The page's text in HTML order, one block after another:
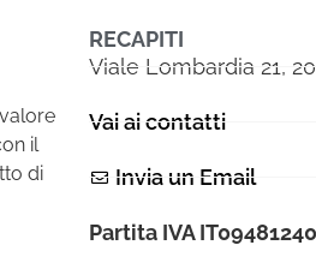
il
di
RECAPITI
Viale Lombardia 21,
Vai ai contatti
Invia un Email
Partita IVA